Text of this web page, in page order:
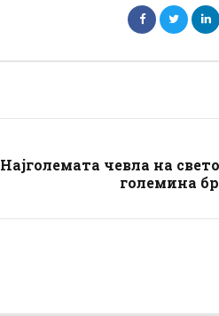
Најголемата чевла на
големина